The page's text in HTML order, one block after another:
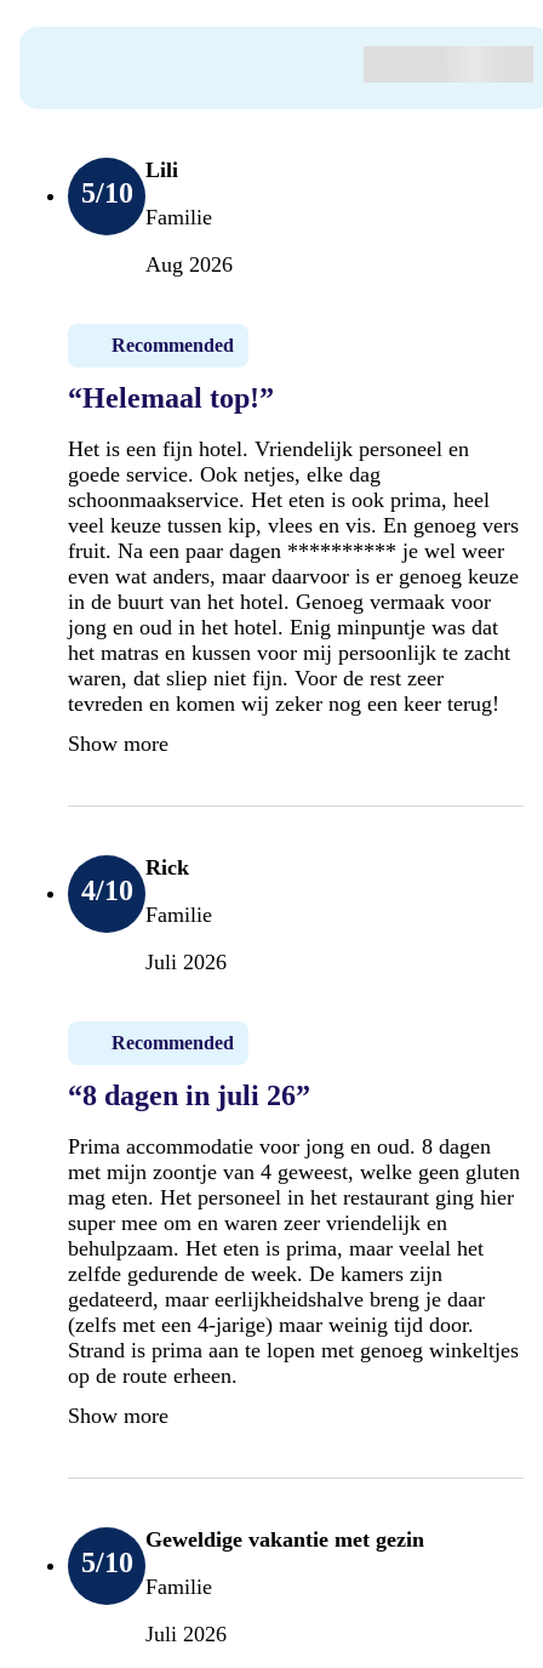
5/10
Lili
Familie
Aug 2026
Recommended
“Helemaal top!”
Het is een fijn hotel. Vriendelijk personeel en
goede service. Ook netjes, elke dag
schoonmaakservice. Het eten is ook prima, heel
veel keuze tussen kip, vlees en vis. En genoeg vers
fruit. Na een paar dagen ********** je wel weer
even wat anders, maar daarvoor is er genoeg keuze
in de buurt van het hotel. Genoeg vermaak voor
jong en oud in het hotel. Enig minpuntje was dat
het matras en kussen voor mij persoonlijk te zacht
waren, dat sliep niet fijn. Voor de rest zeer
tevreden en komen wij zeker nog een keer terug!
Show more
4/10
Rick
Familie
Juli 2026
Recommended
“8 dagen in juli 26”
Prima accommodatie voor jong en oud. 8 dagen
met mijn zoontje van 4 geweest, welke geen gluten
mag eten. Het personeel in het restaurant ging hier
super mee om en waren zeer vriendelijk en
behulpzaam. Het eten is prima, maar veelal het
zelfde gedurende de week. De kamers zijn
gedateerd, maar eerlijkheidshalve breng je daar
(zelfs met een 4-jarige) maar weinig tijd door.
Strand is prima aan te lopen met genoeg winkeltjes
op de route erheen.
Show more
5/10
Geweldige vakantie met gezin
Familie
Juli 2026